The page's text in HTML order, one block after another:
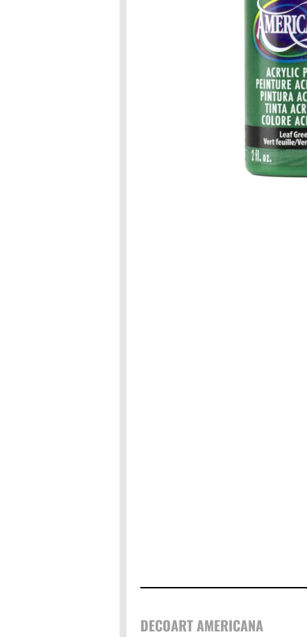
DECOART AMERICANA